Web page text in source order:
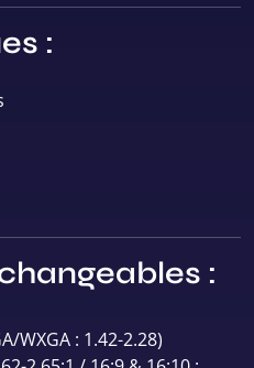
:
:
WXGA : 1.42-2.28)